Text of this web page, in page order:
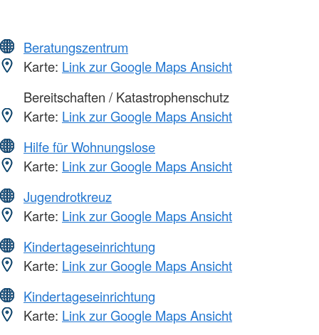
Beratungszentrum
Karte: Link zur Google Maps Ansicht
Bereitschaften / Katastrophenschutz
Karte: Link zur Google Maps Ansicht
Hilfe für Wohnungslose
Karte: Link zur Google Maps Ansicht
Jugendrotkreuz
Karte: Link zur Google Maps Ansicht
Kindertageseinrichtung
Karte: Link zur Google Maps Ansicht
Kindertageseinrichtung
Karte: Link zur Google Maps Ansicht